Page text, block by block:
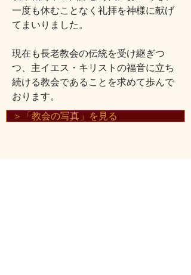
一度も休むことなく礼拝を神様に献げ
てまいりました。
現在も長老教会の伝統を受け継ぎつ
つ、主イエス・キリストの福音に立ち
続ける教会であることを求めて歩んで
おります。
＞「教会の写真」を見る